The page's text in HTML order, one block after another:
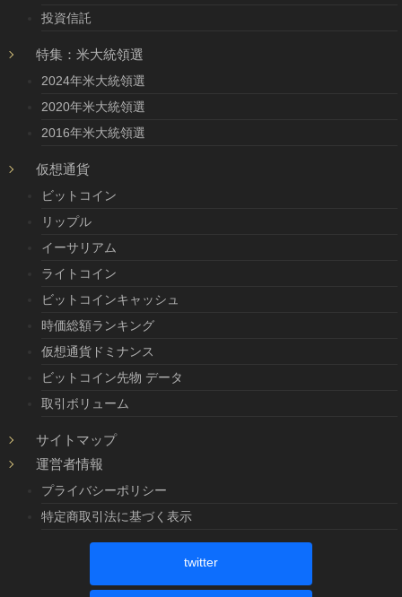
投資信託
特集：米大統領選
2024年米大統領選
2020年米大統領選
2016年米大統領選
仮想通貨
ビットコイン
リップル
イーサリアム
ライトコイン
ビットコインキャッシュ
時価総額ランキング
仮想通貨ドミナンス
ビットコイン先物 データ
取引ボリューム
サイトマップ
運営者情報
プライバシーポリシー
特定商取引法に基づく表示
twitter